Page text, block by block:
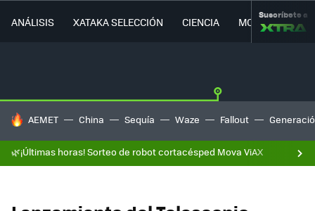
ANÁLISIS XATAKA SELECCIÓN CIENCIA MOVILIDAD
Suscríbete a
HOY SE HABLA DE
AEMET China Sequía Waze Fallout
🌿¡Últimas horas! Sorteo de robot cortacésped Mova ViAX